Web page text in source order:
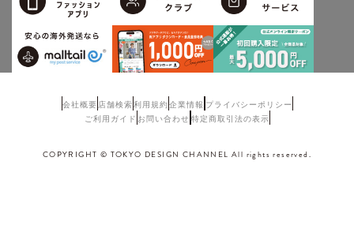
会社概要 店舗検索利用規約企業情報 プライバシーポリシー
ご利用ガイド お問い合わせ 特定商取引法の表示
COPYRIGHT © TOKYO DESIGN CHANNEL All rights reserved.